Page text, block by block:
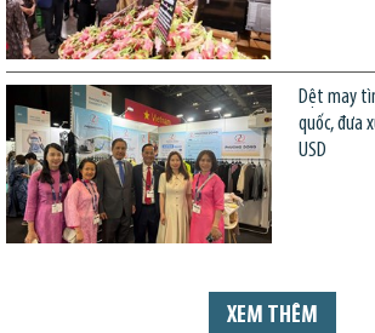
Dệt may
quốc, đưa
USD
XEM THÊM